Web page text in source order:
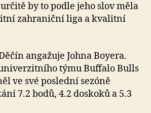
by to podle jeho slov měla
zahraniční liga a kvalitní
angažuje Johna Boyera.
týmu Buffalo Bulls
ve své poslední sezóně
7.2 bodů, 4.2 doskoků a 5.3